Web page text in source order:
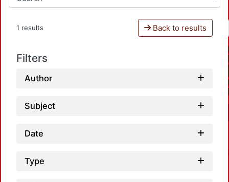
1 results Back to results
Filters
Author
Subject
Date
Type